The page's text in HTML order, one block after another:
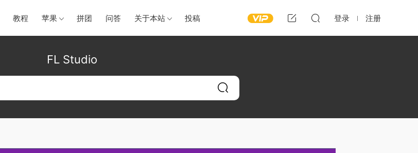
教程 苹果 拼团 问答 关于本站 投稿 登录 注册
FL Studio